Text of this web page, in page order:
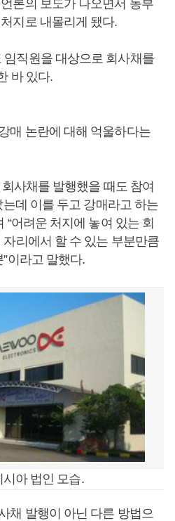
론의 보도가 나오면서 동부
지로 내몰리게 됐다.
직원을 대상으로 회사채를
바 있다.
매 논란에 대해 억울하다는
사채를 발행했을 때도 참여
데 이를 두고 강매라고 하는
“어려운 처지에 놓여 있는 회
리에서 할 수 있는 부분만큼
이라고 말했다.
아 법인 모습.
채 발행이 아닌 다른 방법으